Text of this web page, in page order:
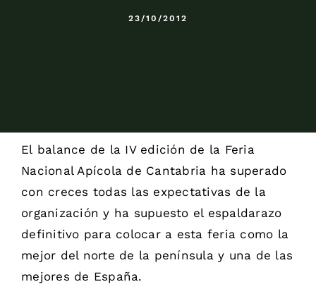
23/10/2012
El balance de la IV edición de la Feria
Nacional Apícola de Cantabria ha superado
con creces todas las expectativas de la
organización y ha supuesto el espaldarazo
definitivo para colocar a esta feria como la
mejor del norte de la península y una de las
mejores de España.